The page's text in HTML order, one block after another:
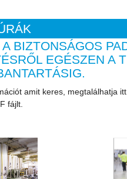
BIZTONSÁGOS
EGÉSZEN A
amit keres, megtalálhatja
fájlt.